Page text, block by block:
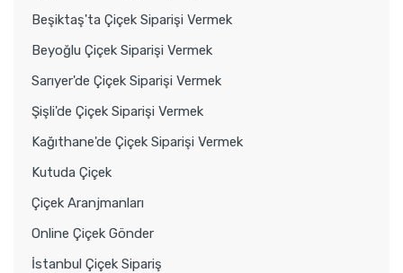
Beşiktaş'ta Çiçek Siparişi Vermek
Beyoğlu Çiçek Siparişi Vermek
Sarıyer'de Çiçek Siparişi Vermek
Şişli'de Çiçek Siparişi Vermek
Kağıthane'de Çiçek Siparişi Vermek
Kutuda Çiçek
Çiçek Aranjmanları
Online Çiçek Gönder
İstanbul Çiçek Sipariş